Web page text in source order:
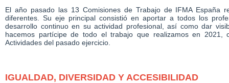
El año pasado las 13 Comisiones de Trabajo de IFMA España
diferentes. Su eje principal consistió en aportar a todos los
desarrollo continuo en su actividad profesional, así como dar
hacemos partícipe de todo el trabajo que realizamos en 2021,
Actividades del pasado ejercicio.
IGUALDAD, DIVERSIDAD Y ACCESIBILIDAD